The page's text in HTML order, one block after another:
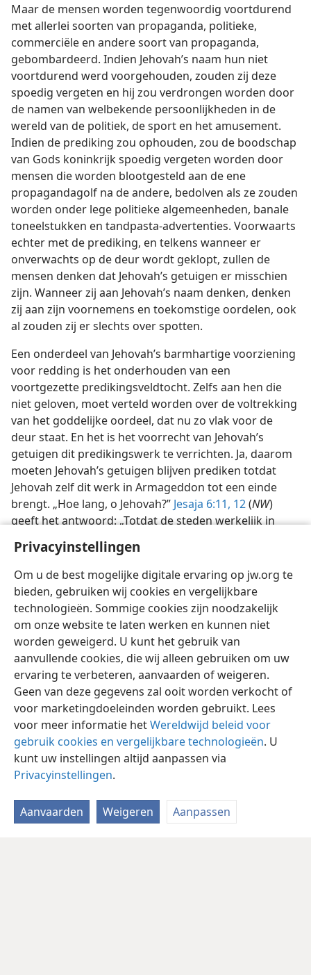
Privacyinstellingen
Om u de best mogelijke digitale ervaring op jw.org te
bieden, gebruiken wij cookies en vergelijkbare
technologieën. Sommige cookies zijn noodzakelijk
om onze website te laten werken en kunnen niet
worden geweigerd. U kunt het gebruik van
aanvullende cookies, die wij alleen gebruiken om uw
ervaring te verbeteren, aanvaarden of weigeren.
Geen van deze gegevens zal ooit worden verkocht of
voor marketingdoeleinden worden gebruikt. Lees
voor meer informatie hetWereldwijd beleid voor
gebruik cookies en vergelijkbare technologieën. U
kunt uw instellingen altijd aanpassen via
Privacyinstellingen.
Aanvaarden Weigeren Aanpassen
Maar de mensen worden tegenwoordig voortdurend
met allerlei soorten van propaganda, politieke,
commerciële en andere soort van propaganda,
gebombardeerd. Indien Jehovah’s naam hun niet
voortdurend werd voorgehouden, zouden zij deze
spoedig vergeten en hij zou verdrongen worden door
de namen van welbekende persoonlijkheden in de
wereld van de politiek, de sport en het amusement.
Indien de prediking zou ophouden, zou de boodschap
van Gods koninkrijk spoedig vergeten worden door
mensen die worden blootgesteld aan de ene
propagandagolf na de andere, bedolven als ze zouden
worden onder lege politieke algemeenheden, banale
toneelstukken en tandpasta-advertenties. Voorwaarts
echter met de prediking, en telkens wanneer er
onverwachts op de deur wordt geklopt, zullen de
mensen denken dat Jehovah’s getuigen er misschien
zijn. Wanneer zij aan Jehovah’s naam denken, denken
zij aan zijn voornemens en toekomstige oordelen, ook
al zouden zij er slechts over spotten.
Een onderdeel van Jehovah’s barmhartige voorziening
voor redding is het onderhouden van een
voortgezette predikingsveldtocht. Zelfs aan hen die
niet geloven, moet verteld worden over de voltrekking
van het goddelijke oordeel, dat nu zo vlak voor de
deur staat. En het is het voorrecht van Jehovah’s
getuigen dit predikingswerk te verrichten. Ja, daarom
moeten Jehovah’s getuigen blijven prediken totdat
Jehovah zelf dit werk in Armageddon tot een einde
brengt. „Hoe lang, o Jehovah?” Jesaja 6:11, 12(NW)
geeft het antwoord: „Totdat de steden werkelijk in
zonder aardse mens zijn, en de grond zelf tot een
woestenij wordt gemaakt.”